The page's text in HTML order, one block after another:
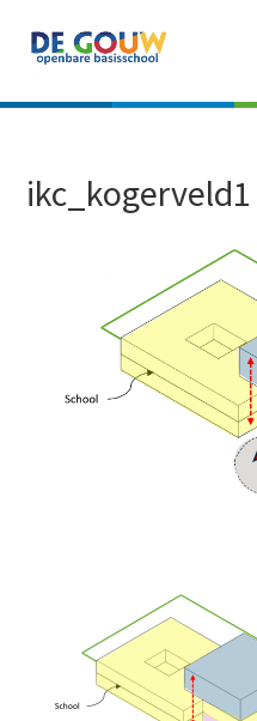
ikc_kogerveld1